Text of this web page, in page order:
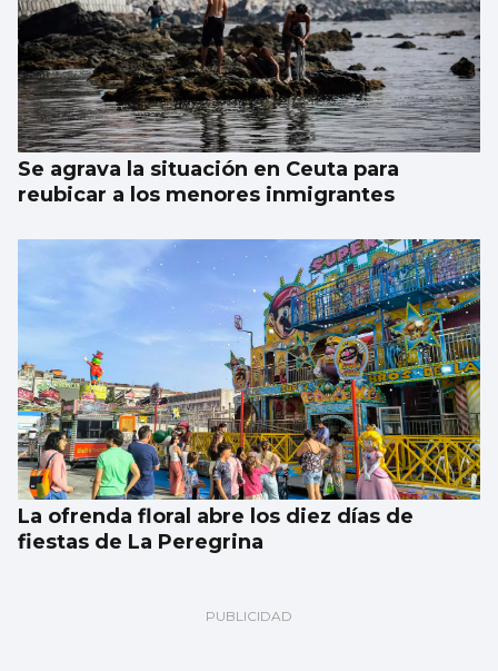
Se agrava la situación en Ceuta para
reubicar a los menores inmigrantes
La ofrenda floral abre los diez días de
fiestas de La Peregrina